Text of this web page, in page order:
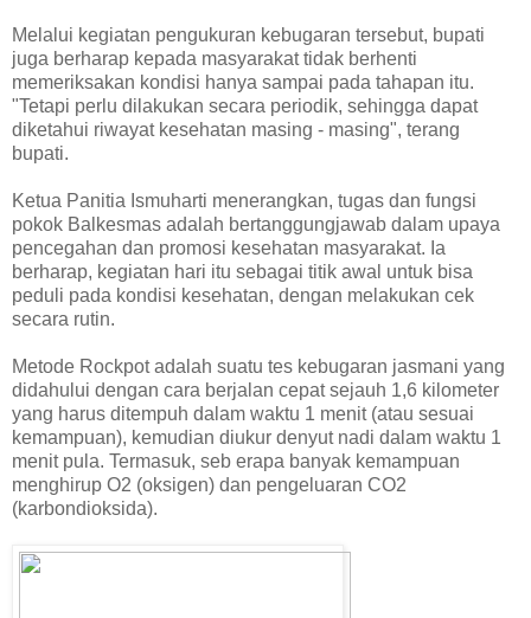
Melalui kegiatan pengukuran kebugaran tersebut, bupati
juga berharap kepada masyarakat tidak berhenti
memeriksakan kondisi hanya sampai pada tahapan itu.
"Tetapi perlu dilakukan secara periodik, sehingga dapat
diketahui riwayat kesehatan masing - masing", terang
bupati.
Ketua Panitia Ismuharti menerangkan, tugas dan fungsi
pokok Balkesmas adalah bertanggungjawab dalam upaya
pencegahan dan promosi kesehatan masyarakat. Ia
berharap, kegiatan hari itu sebagai titik awal untuk bisa
peduli pada kondisi kesehatan, dengan melakukan cek
secara rutin.
Metode Rockpot adalah suatu tes kebugaran jasmani yang
didahului dengan cara berjalan cepat sejauh 1,6 kilometer
yang harus ditempuh dalam waktu 1 menit (atau sesuai
kemampuan), kemudian diukur denyut nadi dalam waktu 1
menit pula. Termasuk, seb erapa banyak kemampuan
menghirup O2 (oksigen) dan pengeluaran CO2
(karbondioksida).